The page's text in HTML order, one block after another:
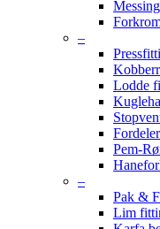
–
Lodde
Pem-
–
Pak &
Lim